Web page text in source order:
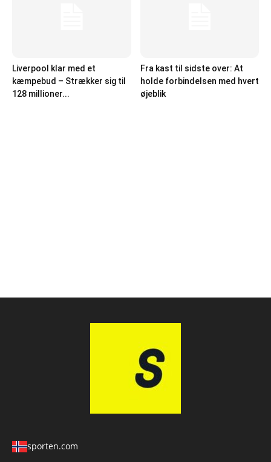
Liverpool klar med et
kæmpebud – Strækker sig til
128 millioner...
Fra kast til sidste over: At
holde forbindelsen med hvert
øjeblik
sporten.com